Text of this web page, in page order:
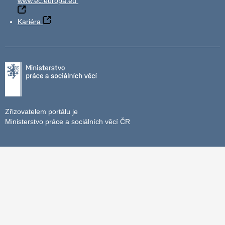
Kariéra
Zřizovatelem portálu je
Ministerstvo práce a sociálních věcí ČR